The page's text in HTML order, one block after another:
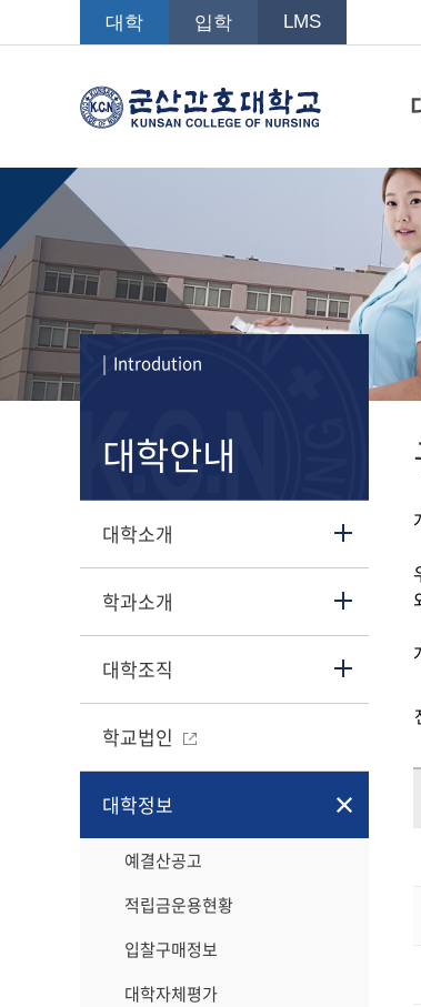
대학 입학 LMS
| Introdution
대학안내
대학소개
학과소개
대학조직
학교법인
대학정보
예결산공고
적립금운용현황
입찰구매정보
대학자체평가